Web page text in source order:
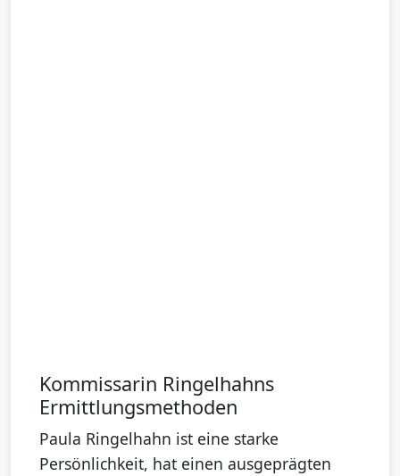
Kommissarin Ringelhahns
Ermittlungsmethoden
Paula Ringelhahn ist eine starke
Persönlichkeit, hat einen ausgeprägten